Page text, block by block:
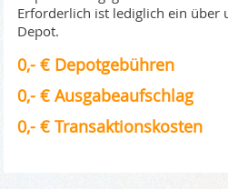
Erforderlich ist lediglich ein über
Depot.
0,- € Depotgebühren
0,- € Ausgabeaufschlag
0,- € Transaktionskosten